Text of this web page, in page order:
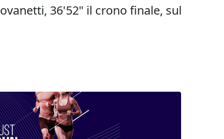
36'52" il crono finale, sul